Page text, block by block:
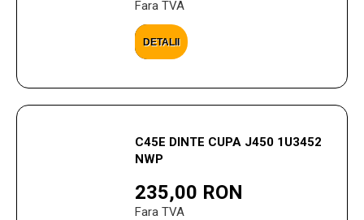
Fara TVA
DETALII
C45E DINTE CUPA J450 1U3452
NWP
235,00 RON
Fara TVA